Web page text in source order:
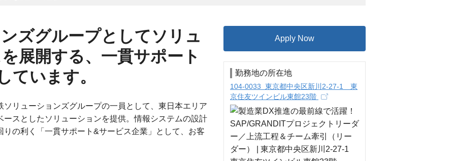
ズグループとしてソリュ
展開する、一貫サポート
ています。
リューションズグループの一員として、東日本エリア
スとしたソリューションを提供。情報システムの設計
の利く「一貫サポート&サービス企業」として、お客
Apply Now
勤務地の所在地
104-0033 東京都中央区新川2-27-1 東
京住友ツインビル東館23階